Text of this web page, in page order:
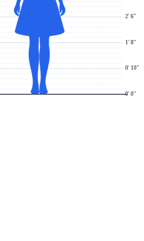
0' 0"
0' 10"
1' 8"
2' 6"